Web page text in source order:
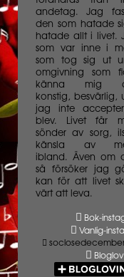
andetag. Jag
den som hatade
hatade allt i livet.
som var inne i
som tog sig ut
omgivning som
känna mig
konstig, besvärlig,
jag inte
blev. Livet får
sönder av sorg,
känsla av
ibland. Även om
så försöker jag
kan för att livet
värt att leva.
Bok-
Vanlig-